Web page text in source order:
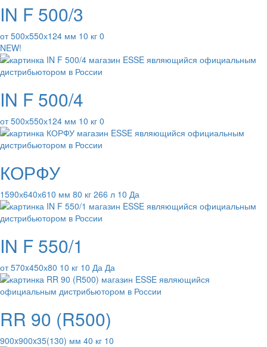
IN F 500/3
от 500х550х124 мм 10 кг 0
NEW!
IN F 500/4
от 500х550х124 мм 10 кг 0
КОРФУ
1590х640х610 мм 80 кг 266 л 10 Да
IN F 550/1
от 570x450х80 10 кг 10 Да Да
RR 90 (R500)
900x900x35(130) мм 40 кг 10